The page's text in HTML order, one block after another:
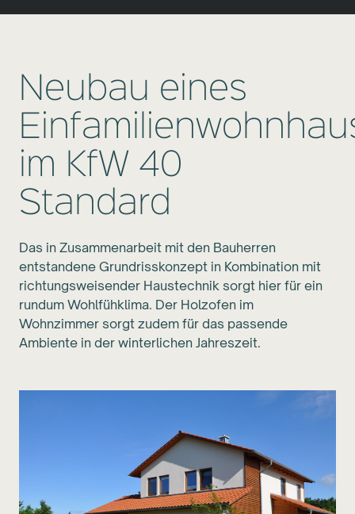
Neubau eines
im KfW 40
Standard
Das in Zusammenarbeit mit den Bauherren
entstandene Grundrisskonzept in Kombination mit
richtungsweisender Haustechnik sorgt hier für ein
rundum Wohlfühklima. Der Holzofen im
Wohnzimmer sorgt zudem für das passende
Ambiente in der winterlichen Jahreszeit.